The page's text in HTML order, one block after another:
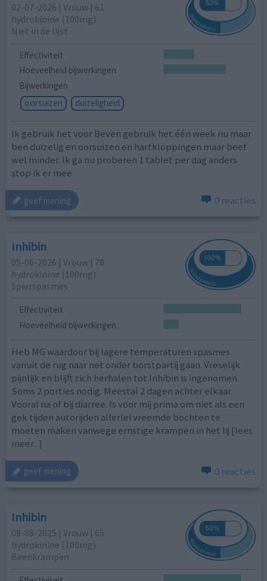
02-07-2026 | Vrouw | 61
hydrokinine (100mg)
Niet in de lijst
Effectiviteit
Hoeveelheid bijwerkingen
Bijwerkingen
oorsuizen
duizeligheid
Ik gebruik het voor Beven gebruik het één week nu maar
ben duizelig en oorsuizen en hartkloppingen maar beef
wel minder. Ik ga nu proberen 1 tablet per dag anders
stop ik er mee
geef mening 0 reacties
Inhibin
05-06-2026 | Vrouw | 78
hydrokinine (100mg)
Spierspasmes
Effectiviteit
Hoeveelheid bijwerkingen
Heb MG waardoor bij lagere temperaturen spasmes
vanuit de rug naar net onder borstpartij gaan. Vreselijk
pijnlijk en blijft zich herhalen tot Inhibin is ingenomen.
Soms 2 porties nodig. Meestal 2 dagen achter elkaar.
Vooral na of bij diarree. Is voor mij prima om niet als een
gek tijden autorijden allerlei vreemde bochten te
moeten maken vanwege ernstige krampen in het lij [lees
meer...]
geef mening 0 reacties
Inhibin
08-08-2025 | Vrouw | 65
hydrokinine (100mg)
Beenkrampen